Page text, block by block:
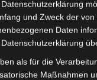
Kostenloser
URBAN TTX
und Zweck der
Daten
als für die
Maßnahmen